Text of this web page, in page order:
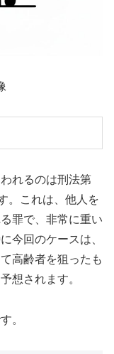
れるのは刑法第
。これは、他人を
罪で、非常に重い
今回のケースは、
高齢者を狙ったも
想されます。
。